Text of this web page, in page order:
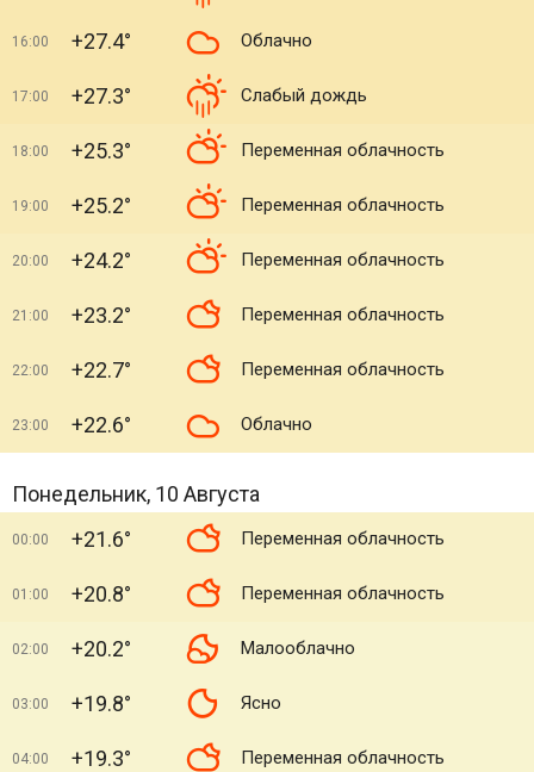
16:00 +27.4° Облачно
17:00 +27.3° Слабый дождь
18:00 +25.3° Переменная облачность
19:00 +25.2° Переменная облачность
20:00 +24.2° Переменная облачность
21:00 +23.2° Переменная облачность
22:00 +22.7° Переменная облачность
23:00 +22.6° Облачно
Понедельник, 10 Августа
00:00 +21.6° Переменная облачность
01:00 +20.8° Переменная облачность
02:00 +20.2° Малооблачно
03:00 +19.8° Ясно
04:00 +19.3° Переменная облачность